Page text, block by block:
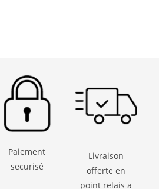
Paiement
securisé
Livraison
offerte en
point relais a